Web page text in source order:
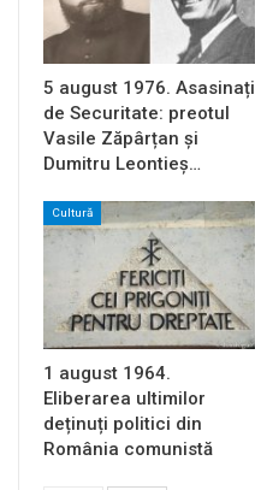
5 august 1976. Asasinați
de Securitate: preotul
Vasile Zăpârțan și
Dumitru Leontieș…
Cultură
1 august 1964.
Eliberarea ultimilor
deținuți politici din
România comunistă